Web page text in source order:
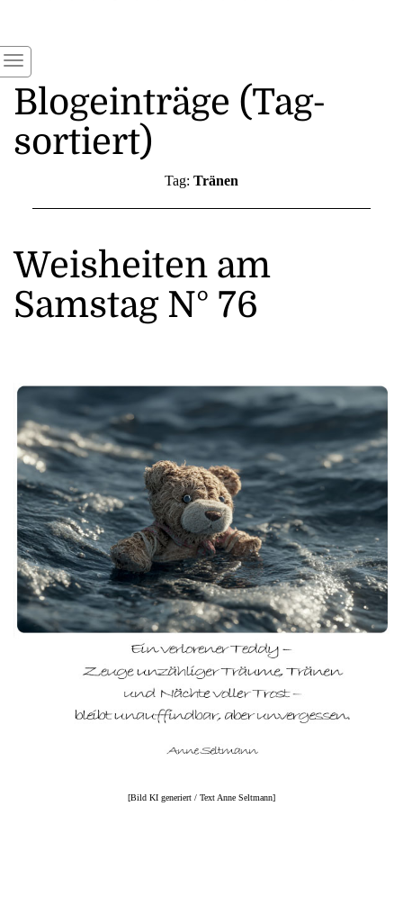
Blogeinträge (Tag-
sortiert)
Tag: Tränen
Weisheiten am
Samstag N° 76
[Bild KI generiert / Text Anne Seltmann]